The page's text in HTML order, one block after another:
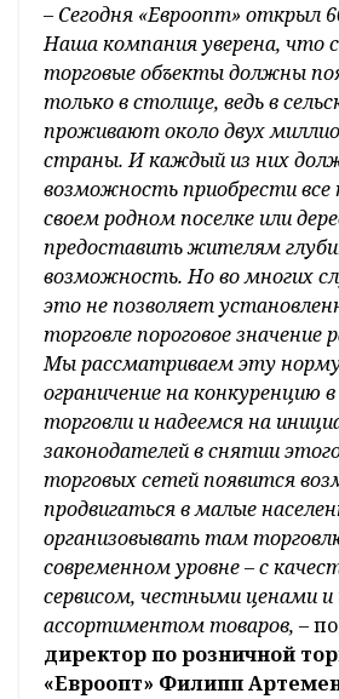
– Сегодня «Евроопт» открыл
Наша компания уверена, что
торговые объекты должны
только в столице, ведь в
проживают около двух
страны. И каждый из них
возможность приобрести все
своем родном поселке или
предоставить жителям
возможность. Но во многих
это не позволяет
торговле пороговое значение
Мы рассматриваем эту
ограничение на конкуренцию
торговли и надеемся на
законодателей в снятии
торговых сетей появится
продвигаться в малые
организовывать там
современном уровне – с
сервисом, честными ценами
ассортиментом товаров, –
директор по розничной
«Евроопт» Филипп